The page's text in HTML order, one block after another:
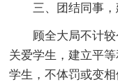
三、团结同事
顾全大局不计
关爱学生，建立平
学生，不体罚或变